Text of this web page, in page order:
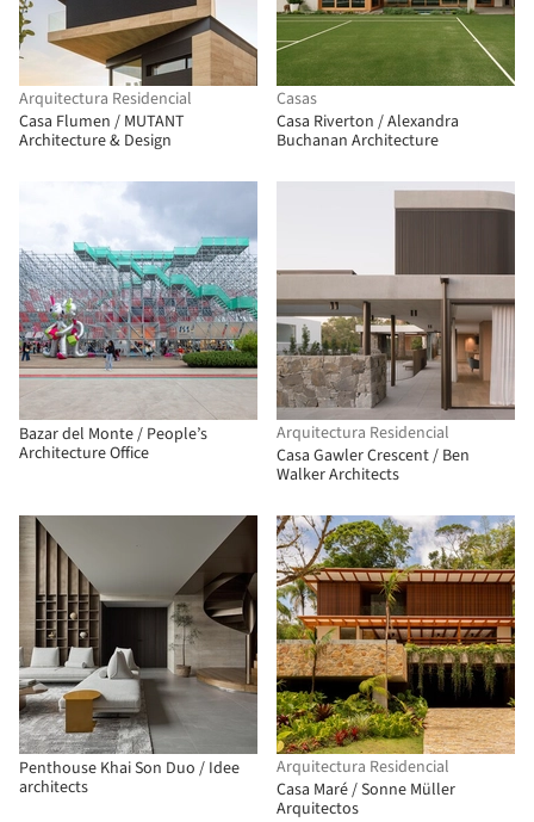
Arquitectura Residencial
Casa Flumen / MUTANT
Architecture & Design
Casas
Casa Riverton / Alexandra
Buchanan Architecture
Bazar del Monte / People’s
Architecture Office
Arquitectura Residencial
Casa Gawler Crescent / Ben
Walker Architects
Penthouse Khai Son Duo / Idee
architects
Arquitectura Residencial
Casa Maré / Sonne Müller
Arquitectos